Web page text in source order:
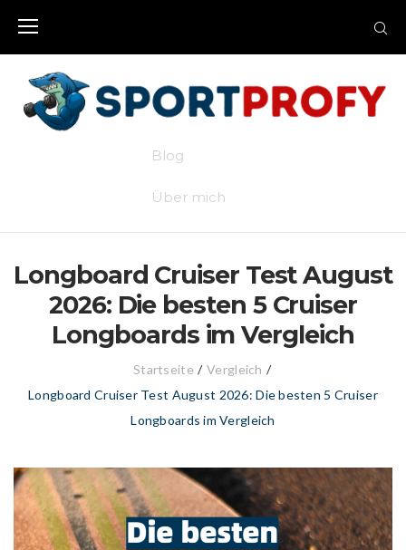
content
Blog
Über mich
Longboard Cruiser Test August
2026: Die besten 5 Cruiser
Longboards im Vergleich
Startseite / Vergleich /
Longboard Cruiser Test August 2026: Die besten 5 Cruiser
Longboards im Vergleich